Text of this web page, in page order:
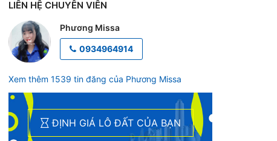
LIÊN HỆ CHUYÊN VIÊN
Phương Missa
0934964914
Xem thêm 1539 tin đăng của Phương Missa
ĐỊNH GIÁ LÔ ĐẤT CỦA BẠN